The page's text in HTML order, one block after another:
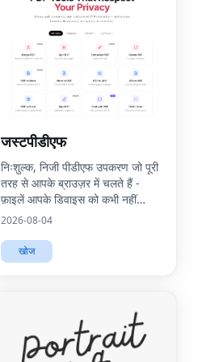
जस्टपीडीएफ
निःशुल्क, निजी पीडीएफ उपकरण जो पूरी
तरह से आपके ब्राउज़र में चलते हैं -
फ़ाइलें आपके डिवाइस को कभी नहीं
छोड़ती हैं।
2026-08-04
खोज